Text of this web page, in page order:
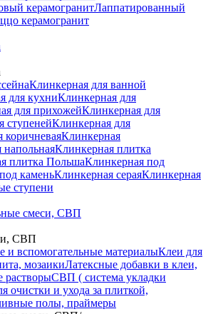
керамогранитЛаппатированный
керамогранит
Клинкерная для ванной
для кухниКлинкерная для
для прихожейКлинкерная для
ступенейКлинкерная для
коричневаяКлинкерная
Клинкерная плитка
плитка ПольшаКлинкерная под
каменьКлинкерная сераяКлинкерная
ступени
смеси, СВП
СВП
и вспомогательные материалыКлеи для
мозаикиЛатексные добавки в клеи,
растворыСВП ( система укладки
очистки и ухода за плиткой,
полы, праймеры